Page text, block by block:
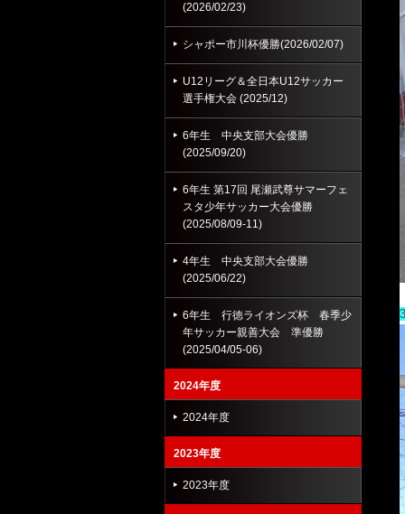
(2026/02/23)
シャポー市川杯優勝(2026/02/07)
U12リーグ＆全日本U12サッカー
選手権大会 (2025/12)
6年生 中央支部大会優勝
(2025/09/20)
6年生 第17回 尾瀬武尊サマーフェ
スタ少年サッカー大会優勝
(2025/08/09-11)
4年生 中央支部大会優勝
(2025/06/22)
6年生 行徳ライオンズ杯 春季少
年サッカー親善大会 準優勝
(2025/04/05-06)
2024年度
2024年度
2023年度
2023年度